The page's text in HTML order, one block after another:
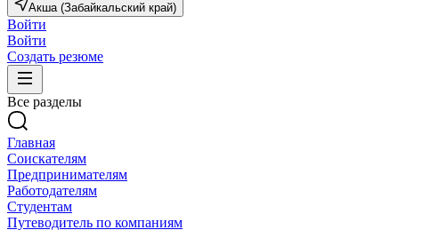
Акша (Забайкальский край)
Войти
Войти
Создать резюме
Все разделы
Главная
Соискателям
Предпринимателям
Работодателям
Студентам
Путеводитель по компаниям